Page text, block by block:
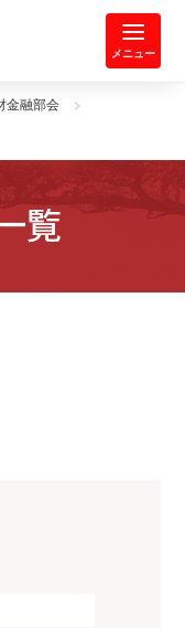
議所 | 人・祭り・城。
メニュー
金融部会
覧